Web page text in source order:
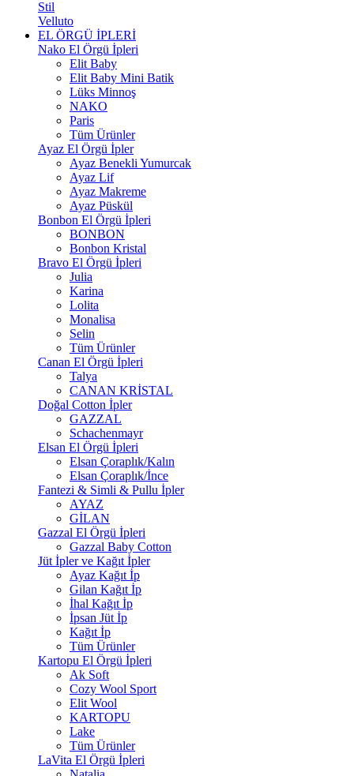
Stil
Velluto
EL ÖRGÜ İPLERİ
Nako El Örgü İpleri
Elit Baby
Elit Baby Mini Batik
Lüks Minnoş
NAKO
Paris
Tüm Ürünler
Ayaz El Örgü İpler
Ayaz Benekli Yumurcak
Ayaz Lif
Ayaz Makreme
Ayaz Püskül
Bonbon El Örgü İpleri
BONBON
Bonbon Kristal
Bravo El Örgü İpleri
Julia
Karina
Lolita
Monalisa
Selin
Tüm Ürünler
Canan El Örgü İpleri
Talya
CANAN KRİSTAL
Doğal Cotton İpler
GAZZAL
Schachenmayr
Elsan El Örgü İpleri
Elsan Çoraplık/Kalın
Elsan Çoraplık/İnce
Fantezi & Simli & Pullu İpler
AYAZ
GİLAN
Gazzal El Örgü İpleri
Gazzal Baby Cotton
Jüt İpler ve Kağıt İpler
Ayaz Kağıt İp
Gilan Kağıt İp
İhal Kağıt İp
İpsan Jüt İp
Kağıt İp
Tüm Ürünler
Kartopu El Örgü İpleri
Ak Soft
Cozy Wool Sport
Elit Wool
KARTOPU
Lake
Tüm Ürünler
LaVita El Örgü İpleri